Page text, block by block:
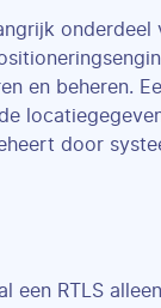
en beheren.
door
een RTLS